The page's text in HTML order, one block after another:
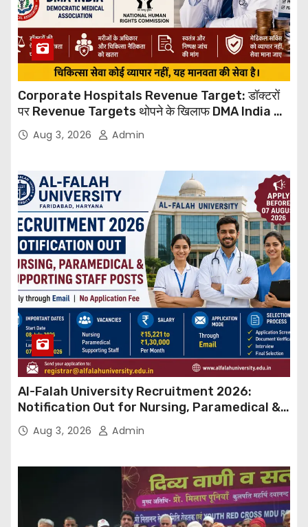
Corporate Hospitals Revenue Target: डॉक्टरों
पर Revenue Targets थोपने के खिलाफ DMA India का
बड़ा कदम, NHRC से Suo Motu जांच की मांग
Aug 3, 2026 Admin
Al-Falah University Recruitment 2026:
Notification Out for Nursing, Paramedical &
Supporting Staff Posts, Apply Through Email
Aug 3, 2026 Admin